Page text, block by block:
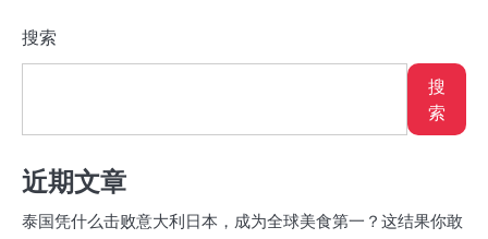
搜索
搜
索
近期文章
泰国凭什么击败意大利日本，成为全球美食第一？这结果你敢